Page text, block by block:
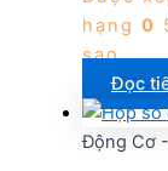
hạng 0
sao
Đọc
Động Cơ